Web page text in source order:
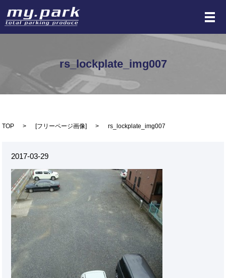
メ
rs_lockplate_img007
TOP [フリーページ画像] rs_lockplate_img007
2017-03-29